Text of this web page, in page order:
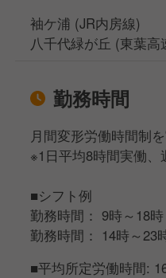
袖ケ浦 (JR内房線)
八千代緑が丘 (東葉高
勤務時間
月間変形労働時間制
※1日平均8時間実働、
■シフト例
勤務時間： 9時～18時
勤務時間： 14時～23
■平均所定労働時間: